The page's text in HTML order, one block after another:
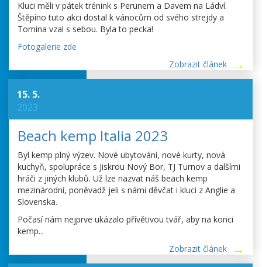
Kluci měli v pátek trénink s Perunem a Davem na Ládví.
Štěpíno tuto akci dostal k vánocům od svého strejdy a
Tomina vzal s sebou. Byla to pecka!
Fotogalerie zde
Zobrazit článek
15. 5.
2023
Beach kemp Italia 2023
Byl kemp plný výzev. Nové ubytování, nové kurty, nová
kuchyň, spolupráce s Jiskrou Nový Bor, TJ Turnov a dalšími
hráči z jiných klubů. Už lze nazvat náš beach kemp
mezinárodní, poněvadž jeli s námi děvčat i kluci z Anglie a
Slovenska.
Počasí nám nejprve ukázalo přívětivou tvář, aby na konci
kemp...
Zobrazit článek